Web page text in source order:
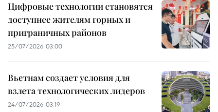
Цифровые технологии становятся
доступнее жителям горных и
приграничных районов
25/07/2026 03:00
Вьетнам создает условия для
взлета технологических лидеров
24/07/2026 03:19